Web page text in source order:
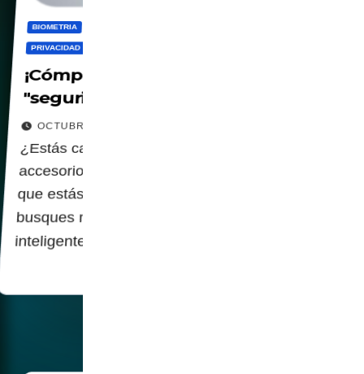
BIOMETRIA
PRIVACIDAD
¡Cómpra un grillete! ¡Es lo último en
"seguridad"!
OCTUBRE 13, 2025
¿Estás cansado de los mismos viejos
accesorios aburridos? ¿Quieres mostrar a todos
que estás realmente conectado? ¡Bueno, no
busques más! Te presentamos el grillete
inteligente - sí, lees bien, un…